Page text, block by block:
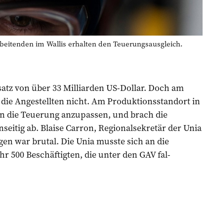
im Wallis erhalten den Teuerungsausgleich.
von über 33 Milliarden US-Dollar. Doch am
Angestellten nicht. Am Produktionsstandort in
die Teuerung anzupassen, und brach die
ab. Blaise Carron, Regionalsekretär der Unia
war brutal. Die Unia musste sich an die
500 Beschäftigten, die unter den GAV fal-